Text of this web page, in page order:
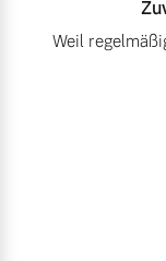
Versicherung
Weil